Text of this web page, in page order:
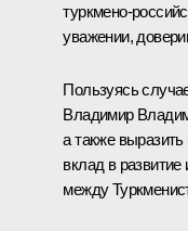
туркмено-
уважении,
Пользуясь
Владимир
а также
вклад в
между